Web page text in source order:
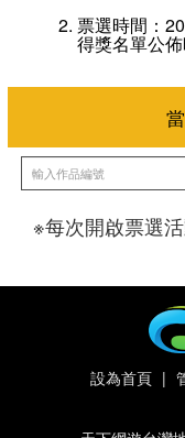
票選時間：
得獎名單公
※每次開啟票選
設為首頁 |